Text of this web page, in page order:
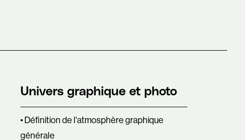
Univers graphique et photo
• Définition de l'atmosphère graphique
générale